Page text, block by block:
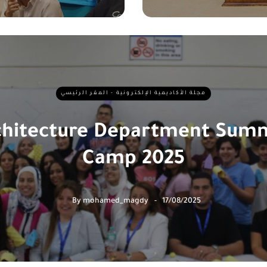
مجلة الأكاديمية الإلكترونية - المقر الرئيسي
Department
Camp 2025
Bymohamed_magdy 17/08/2025